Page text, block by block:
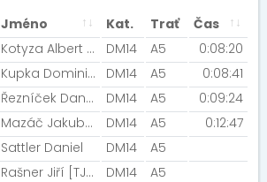
Jméno Kat. Trať
Čas
Kotyza Albert [AK Olomouc] DM14 A5
0:08:20
Kupka Dominik [Night Run Team] DM14 A5
0:08:41
Řezníček Daniel [Moravský Beroun ] DM14 A5
0:09:24
Mazáč Jakub [Ammazying team] DM14 A5
0:12:47
Sattler Daniel DM14
A5
Rašner Jiří [TJ Šumperk] DM14
A5